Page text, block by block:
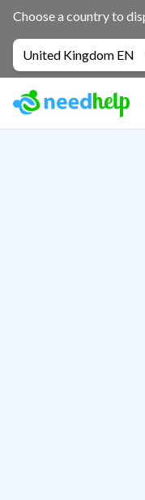
Choose a country to
United Kingdom EN